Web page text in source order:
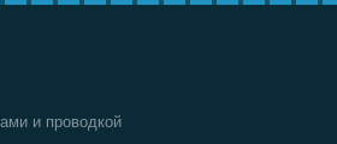
и проводкой